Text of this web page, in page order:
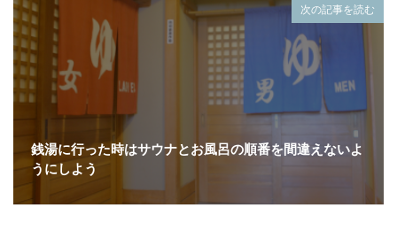
次の記事を読む
銭湯に行った時はサウナとお風呂の順番を間違えないよ
うにしよう